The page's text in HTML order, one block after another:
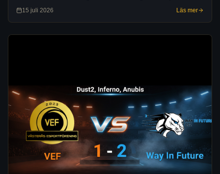
matchens första del.
15 juli 2026 Läs mer